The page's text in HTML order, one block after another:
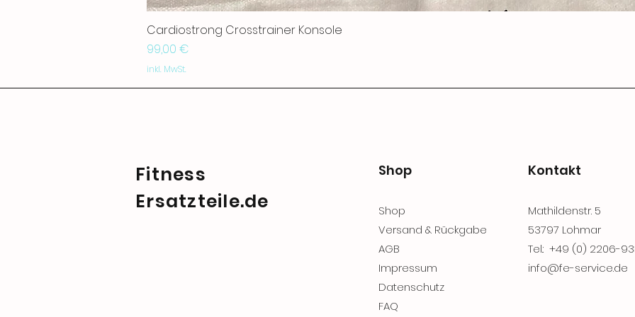
Cardiostrong Crosstrainer Konsole
Preis
99,00 €
inkl. MwSt.
Fitness
Ersatzteile.de
Shop
Shop
Versand & Rückgabe
AGB
Impressum
Datenschutz
FAQ
Kontakt
Mathildenstr. 5
53797 Lohmar
Tel.: +49 (0) 2206-
info@fe-service.de